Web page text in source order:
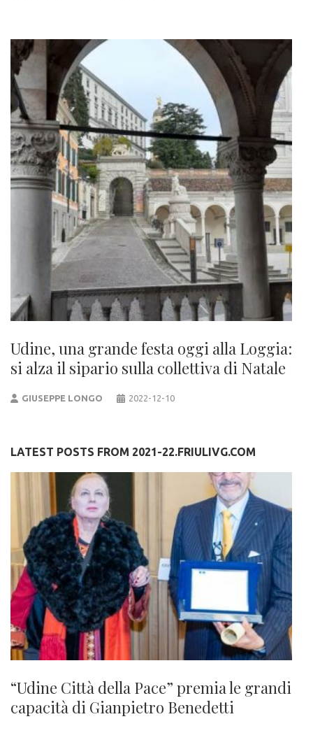
Udine, una grande festa oggi alla Loggia:
si alza il sipario sulla collettiva di Natale
GIUSEPPE LONGO 2022-12-10
LATEST POSTS FROM 2021-22.FRIULIVG.COM
“Udine Città della Pace” premia le grandi
capacità di Gianpietro Benedetti